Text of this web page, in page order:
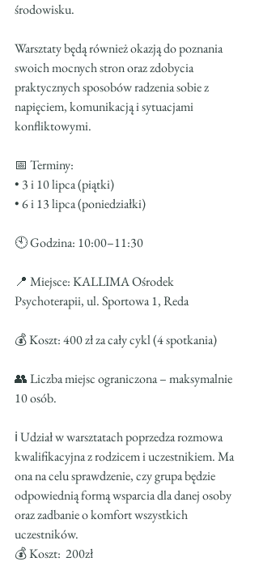
środowisku.
Warsztaty będą również okazją do poznania
swoich mocnych stron oraz zdobycia
praktycznych sposobów radzenia sobie z
napięciem, komunikacją i sytuacjami
konfliktowymi.
📅 Terminy:
• 3 i 10 lipca (piątki)
• 6 i 13 lipca (poniedziałki)
🕙 Godzina: 10:00–11:30
📍 Miejsce: KALLIMA Ośrodek
Psychoterapii, ul. Sportowa 1, Reda
💰 Koszt: 400 zł za cały cykl (4 spotkania)
👥 Liczba miejsc ograniczona – maksymalnie
10 osób.
ℹ️ Udział w warsztatach poprzedza rozmowa
kwalifikacyjna z rodzicem i uczestnikiem. Ma
ona na celu sprawdzenie, czy grupa będzie
odpowiednią formą wsparcia dla danej osoby
oraz zadbanie o komfort wszystkich
uczestników.
💰 Koszt:  200zł